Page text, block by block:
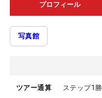
プロフィール
写真館
ツアー通算 ステップ1勝